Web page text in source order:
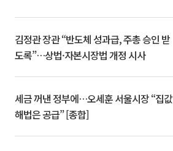
김정관 장관 “반도체 성과급, 주총 승인 받
도록”…상법·자본시장법 개정 시사
세금 꺼낸 정부에…오세훈 서울시장 “집값
해법은 공급” [종합]